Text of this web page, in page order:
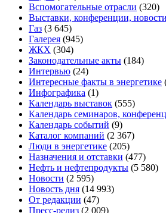
Вспомогательные отрасли (320)
Выставки, конференции, новости
Газ (3 645)
Галерея (945)
ЖКХ (304)
Законодательные акты (184)
Интервью (24)
Интересные факты в энергетике
Инфографика (1)
Календарь выставок (555)
Календарь семинаров,
Календарь событий (9)
Каталог компаний (2 367)
Люди в энергетике (205)
Назначения и отставки (477)
Нефть и нефтепродукты (5 580)
Новости (2 595)
Новость дня (14 993)
От редакции (47)
Пресс-релиз (2 009)